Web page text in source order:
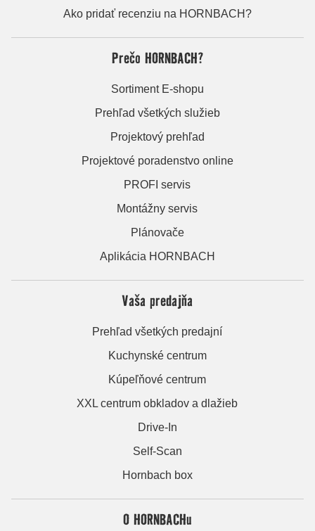
Ako pridať recenziu na HORNBACH?
Prečo HORNBACH?
Sortiment E-shopu
Prehľad všetkých služieb
Projektový prehľad
Projektové poradenstvo online
PROFI servis
Montážny servis
Plánovače
Aplikácia HORNBACH
Vaša predajňa
Prehľad všetkých predajní
Kuchynské centrum
Kúpeľňové centrum
XXL centrum obkladov a dlažieb
Drive-In
Self-Scan
Hornbach box
O HORNBACHu